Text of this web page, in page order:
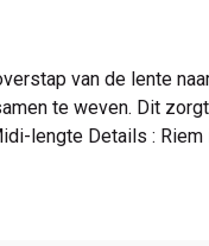
van de lente
te weven. Dit
lengte Details :